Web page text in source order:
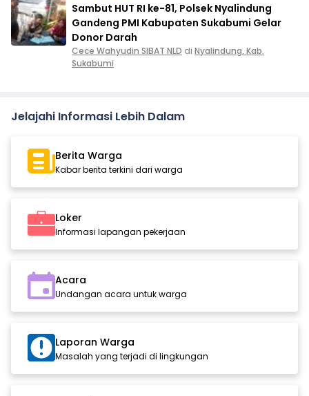
Sambut HUT RI ke-81, Polsek Nyalindung
Gandeng PMI Kabupaten Sukabumi Gelar
Donor Darah
Cece Wahyudin SIBAT NLD di Nyalindung, Kab.
Sukabumi
Jelajahi Informasi Lebih Dalam
Berita Warga
Kabar berita terkini dari warga
Loker
Informasi lapangan pekerjaan
Acara
Undangan acara untuk warga
Laporan Warga
Masalah yang terjadi di lingkungan